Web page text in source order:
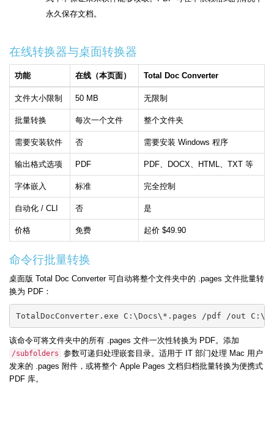
永久保存文档。
在线转换器与桌面转换器
功能 在线（本页面） Total Doc Converter
文件大小限制 50 MB 无限制
批量转换 每次一个文件 整个文件夹
需要安装软件 否 需要安装 Windows 程序
输出格式选项 PDF PDF、DOCX、HTML、TXT 等
字体嵌入 标准 完全控制
自动化 / CLI 否 是
价格 免费 起价 $49.90
命令行批量转换
桌面版 Total Doc Converter 可自动将整个文件夹中的 .pages 文件批量转
换为 PDF：
TotalDocConverter.exe C:\Docs\*.pages /pdf /out
该命令可将文件夹中的所有 .pages 文件一次性转换为 PDF。添加
/subfolders
参数可递归处理嵌套目录。适用于 IT 部门处理 Mac 用户
发来的 .pages 附件，或将整个 Apple Pages 文档归档批量转换为便携式
PDF 库。